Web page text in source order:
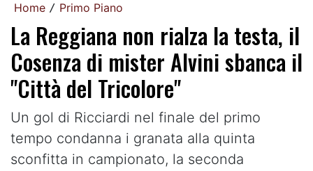
Home / Primo Piano
La Reggiana non rialza la testa, il
Cosenza di mister Alvini sbanca il
"Città del Tricolore"
Un gol di Ricciardi nel finale del primo
tempo condanna i granata alla quinta
sconfitta in campionato, la seconda